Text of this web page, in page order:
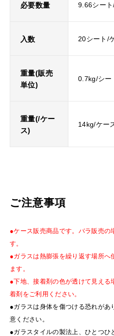
必要数量 9.66シート
入数 20シート/
重量(販売
単位)
0.7kg/シー
重量(/ケー
ス)
14kg/ケー
ご注意事項
●ケース販売商品です。バラ販売の
す。
●ガラスは熱膨張を繰り返す場所へ
ます。
●下地、接着剤の色が透けて見える
着剤をご利用ください。
●ガラスは身体を傷つける恐れがあ
意ください。
●ガラスタイルの製法上、ひとつひ